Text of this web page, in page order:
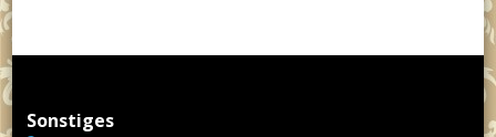
Sonstiges